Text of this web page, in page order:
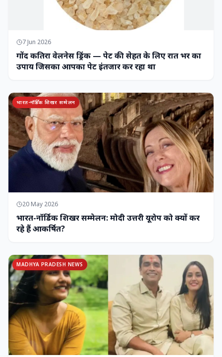
7 Jun 2026
गोंद कतिरा वेलनेस ड्रिंक — पेट की सेहत के लिए रात भर का
उपाय जिसका आपका पेट इंतजार कर रहा था
भारत-नॉर्डिक शिखर सम्मेलन
20 May 2026
भारत-नॉर्डिक शिखर सम्मेलन: मोदी उत्तरी यूरोप को क्यों कर
रहे हैं आकर्षित?
MADHYA PRADESH NEWS